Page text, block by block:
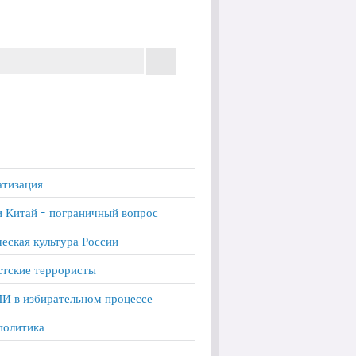
Китай - пограничный вопрос
культура России
террористы
в избирательном процессе